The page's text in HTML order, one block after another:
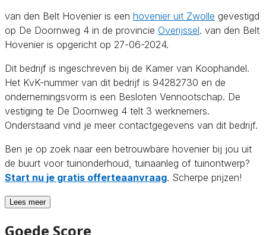
van den Belt Hovenier is een hovenier uit Zwolle gevestigd
op De Doornweg 4 in de provincie Overijssel. van den Belt
Hovenier is opgericht op 27-06-2024.
Dit bedrijf is ingeschreven bij de Kamer van Koophandel.
Het KvK-nummer van dit bedrijf is 94282730 en de
ondernemingsvorm is een Besloten Vennootschap. De
vestiging te De Doornweg 4 telt 3 werknemers.
Onderstaand vind je meer contactgegevens van dit bedrijf.
Ben je op zoek naar een betrouwbare hovenier bij jou uit
de buurt voor tuinonderhoud, tuinaanleg of tuinontwerp?
Start nu je gratis offerteaanvraag. Scherpe prijzen!
Lees meer
Goede Score